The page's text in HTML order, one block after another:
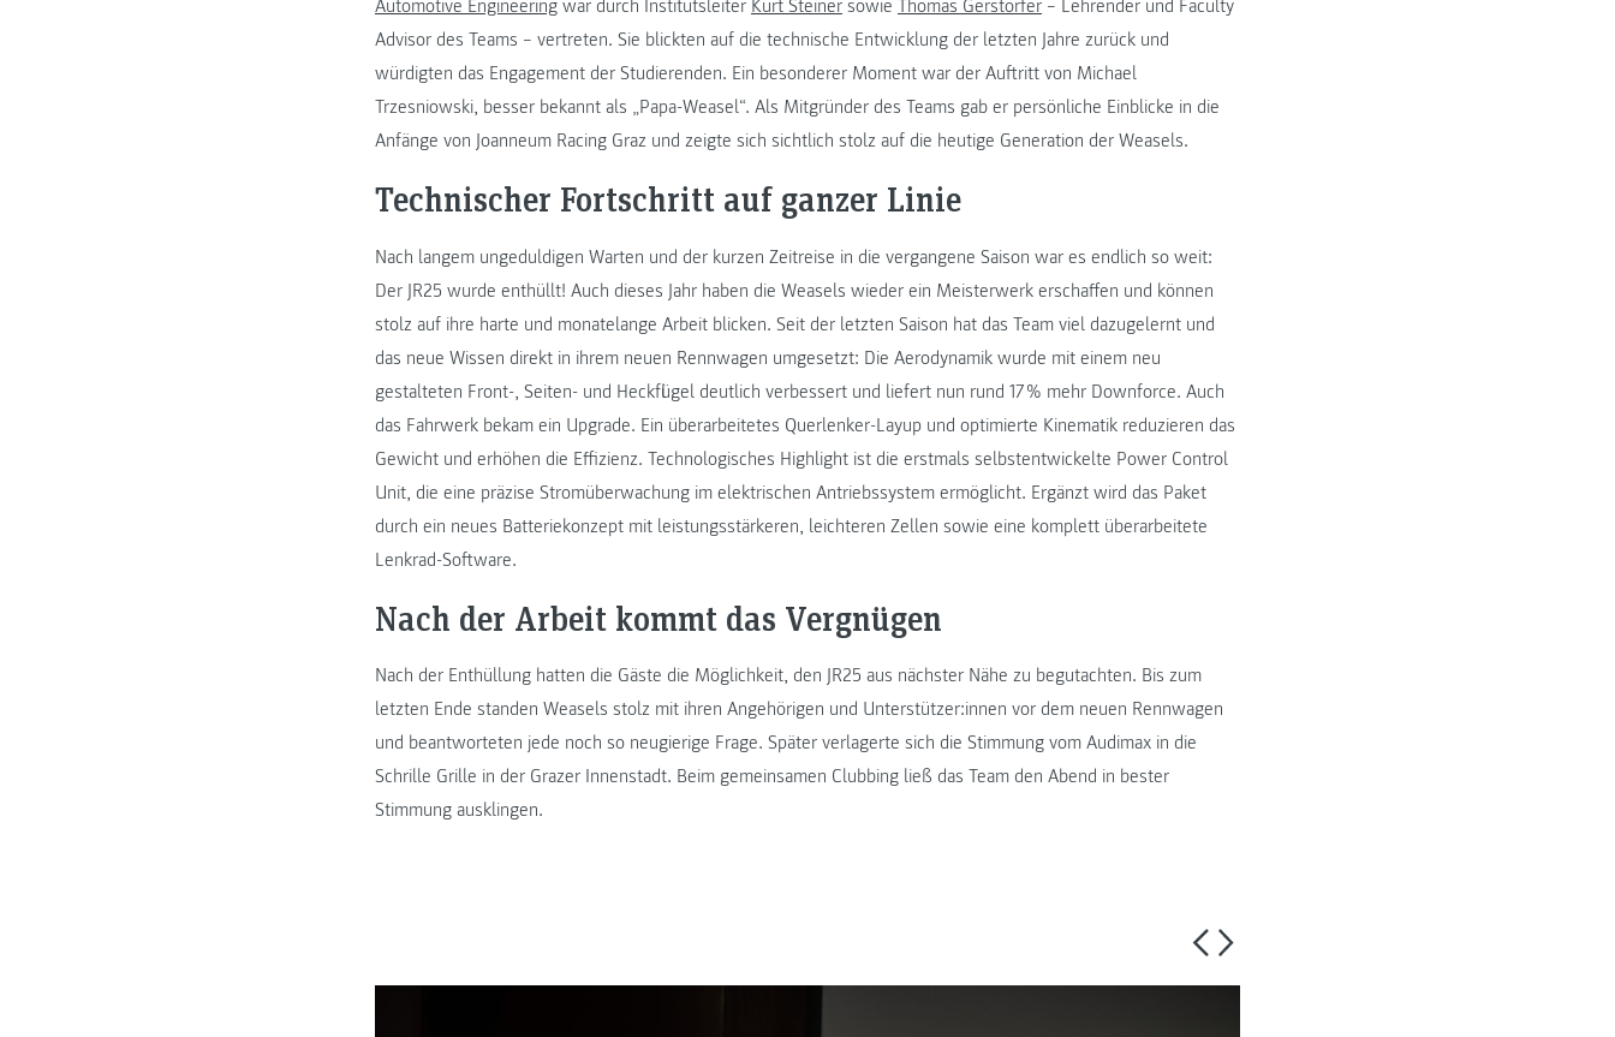
Automotive Engineering war durch Institutsleiter Kurt Steiner sowie Thomas Gerstorfer – Lehrender und Faculty
Advisor des Teams – vertreten. Sie blickten auf die technische Entwicklung der letzten Jahre zurück und
würdigten das Engagement der Studierenden. Ein besonderer Moment war der Auftritt von Michael
Trzesniowski, besser bekannt als „Papa-Weasel“. Als Mitgründer des Teams gab er persönliche Einblicke in die
Anfänge von Joanneum Racing Graz und zeigte sich sichtlich stolz auf die heutige Generation der Weasels.
Technischer Fortschritt auf ganzer Linie
Nach langem ungeduldigen Warten und der kurzen Zeitreise in die vergangene Saison war es endlich so weit:
Der JR25 wurde enthüllt! Auch dieses Jahr haben die Weasels wieder ein Meisterwerk erschaffen und können
stolz auf ihre harte und monatelange Arbeit blicken. Seit der letzten Saison hat das Team viel dazugelernt und
das neue Wissen direkt in ihrem neuen Rennwagen umgesetzt: Die Aerodynamik wurde mit einem neu
gestalteten Front-, Seiten- und Heckflügel deutlich verbessert und liefert nun rund 17 % mehr Downforce. Auch
das Fahrwerk bekam ein Upgrade. Ein überarbeitetes Querlenker-Layup und optimierte Kinematik reduzieren das
Gewicht und erhöhen die Effizienz. Technologisches Highlight ist die erstmals selbstentwickelte Power Control
Unit, die eine präzise Stromüberwachung im elektrischen Antriebssystem ermöglicht. Ergänzt wird das Paket
durch ein neues Batteriekonzept mit leistungsstärkeren, leichteren Zellen sowie eine komplett überarbeitete
Lenkrad-Software.
Nach der Arbeit kommt das Vergnügen
Nach der Enthüllung hatten die Gäste die Möglichkeit, den JR25 aus nächster Nähe zu begutachten. Bis zum
letzten Ende standen Weasels stolz mit ihren Angehörigen und Unterstützer:innen vor dem neuen Rennwagen
und beantworteten jede noch so neugierige Frage. Später verlagerte sich die Stimmung vom Audimax in die
Schrille Grille in der Grazer Innenstadt. Beim gemeinsamen Clubbing ließ das Team den Abend in bester
Stimmung ausklingen.